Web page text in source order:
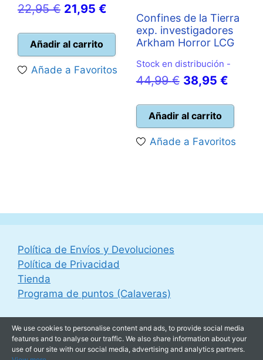
22,95€ El
original
era:
22,95 €.
21,95 €
precio
actual
es:
21,95 €.
Añadir al carrito
Añade a Favoritos
Confines de la Tierra
exp. investigadores
Arkham Horror LCG
Stock en distribución -
44,99€ El
original
era:
44,99 €.
38,95 €El
es:
38,95
Añadir al carrito
Añade a Favoritos
Política de Envíos y Devoluciones
Política de Privacidad
Tienda
Programa de puntos (Calaveras)
We use cookies to personalise content and ads, to provide social media
features and to analyse our traffic. We also share information about your
use of our site with our social media, advertising and analytics partners.